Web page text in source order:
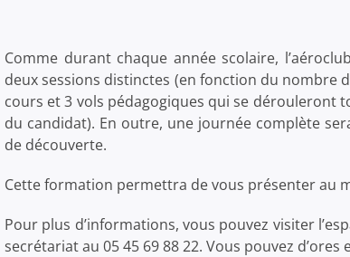
Comme durant chaque année scolaire,
deux sessions distinctes (en fonction du nombre
cours et 3 vols pédagogiques qui se dérouleront
du candidat). En outre, une journée complète
de découverte.
Cette formation permettra de vous présenter au
Pour plus d’informations, vous pouvez visiter
secrétariat au 05 45 69 88 22. Vous pouvez